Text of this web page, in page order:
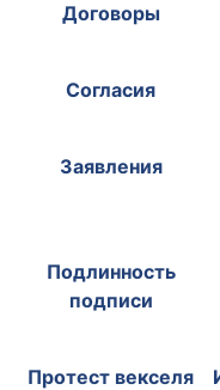
Договоры
Согласия
Заявления
Подлинность
подписи
Протест векселя